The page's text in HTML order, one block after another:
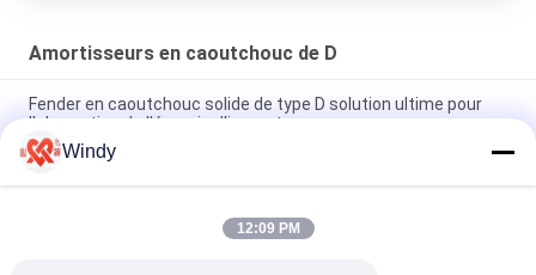
Amortisseurs en caoutchouc de D
Fender en caoutchouc solide de type D solution ultime pour
l'absorption de l'énergie d'impact
Des garde-corps en caoutchouc massif D. Excellente
résistance aux intempéries pour des applications exigeantes
Installation d'un pare-chocs en caoutchouc de type D
Windy
12:09 PM